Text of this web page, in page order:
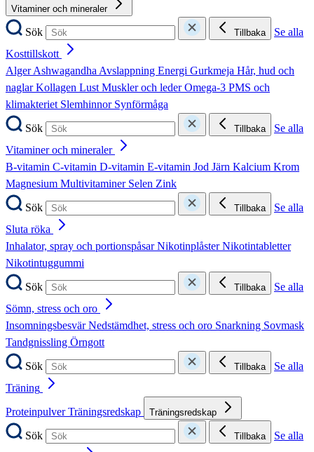
Vitaminer och mineraler
Sök Tillbaka
Se alla
Kosttillskott
AlgerAshwagandhaAvslappning Energi Gurkmeja Hår, hud och
naglarKollagen LustMuskler och lederOmega-3 PMS och
klimakteriet Slemhinnor Synförmåga
Sök
Tillbaka
Se alla
Vitaminer och mineraler
B-vitamin C-vitamin D-vitamin E-vitamin Jod Järn Kalcium Krom
Magnesium Multivitaminer Selen Zink
Sök
Tillbaka
Se alla
Sluta röka
Inhalator, spray och portionspåsarNikotinplåsterNikotintabletter
Nikotintuggummi
Sök
Tillbaka
Se alla
Sömn, stress och oro
InsomningsbesvärNedstämdhet, stress och oro Snarkning Sovmask
Tandgnissling Örngott
Sök
Tillbaka
Se alla
Träning
ProteinpulverTräningsredskap Träningsredskap
Sök Tillbaka
Se alla